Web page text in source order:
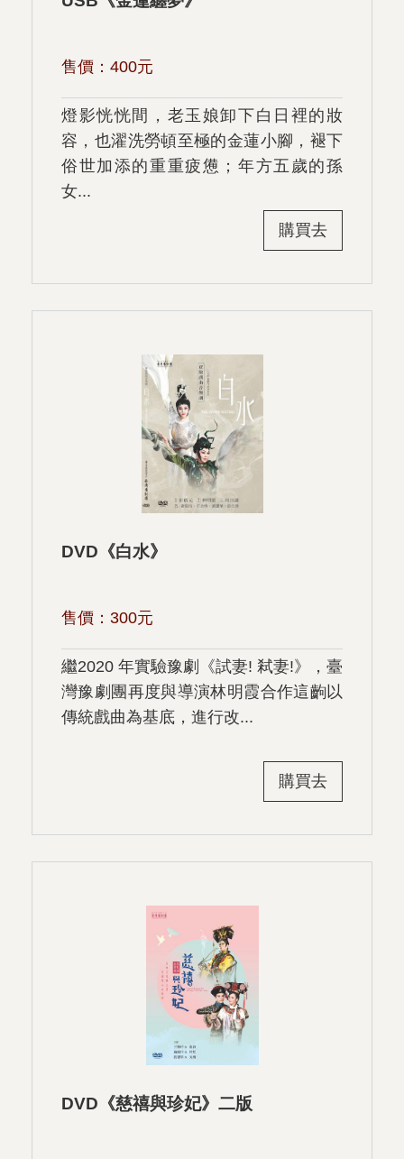
售價： 400元
燈影恍恍間，老玉娘卸下白日裡的妝
容，也濯洗勞頓至極的金蓮小腳，褪下
俗世加添的重重疲憊；年方五歲的孫
女...
購買去
DVD《白水》
售價： 300元
繼2020 年實驗豫劇《試妻! 弒妻!》，臺
灣豫劇團再度與導演林明霞合作這齣以
傳統戲曲為基底，進行改...
購買去
DVD《慈禧與珍妃》二版